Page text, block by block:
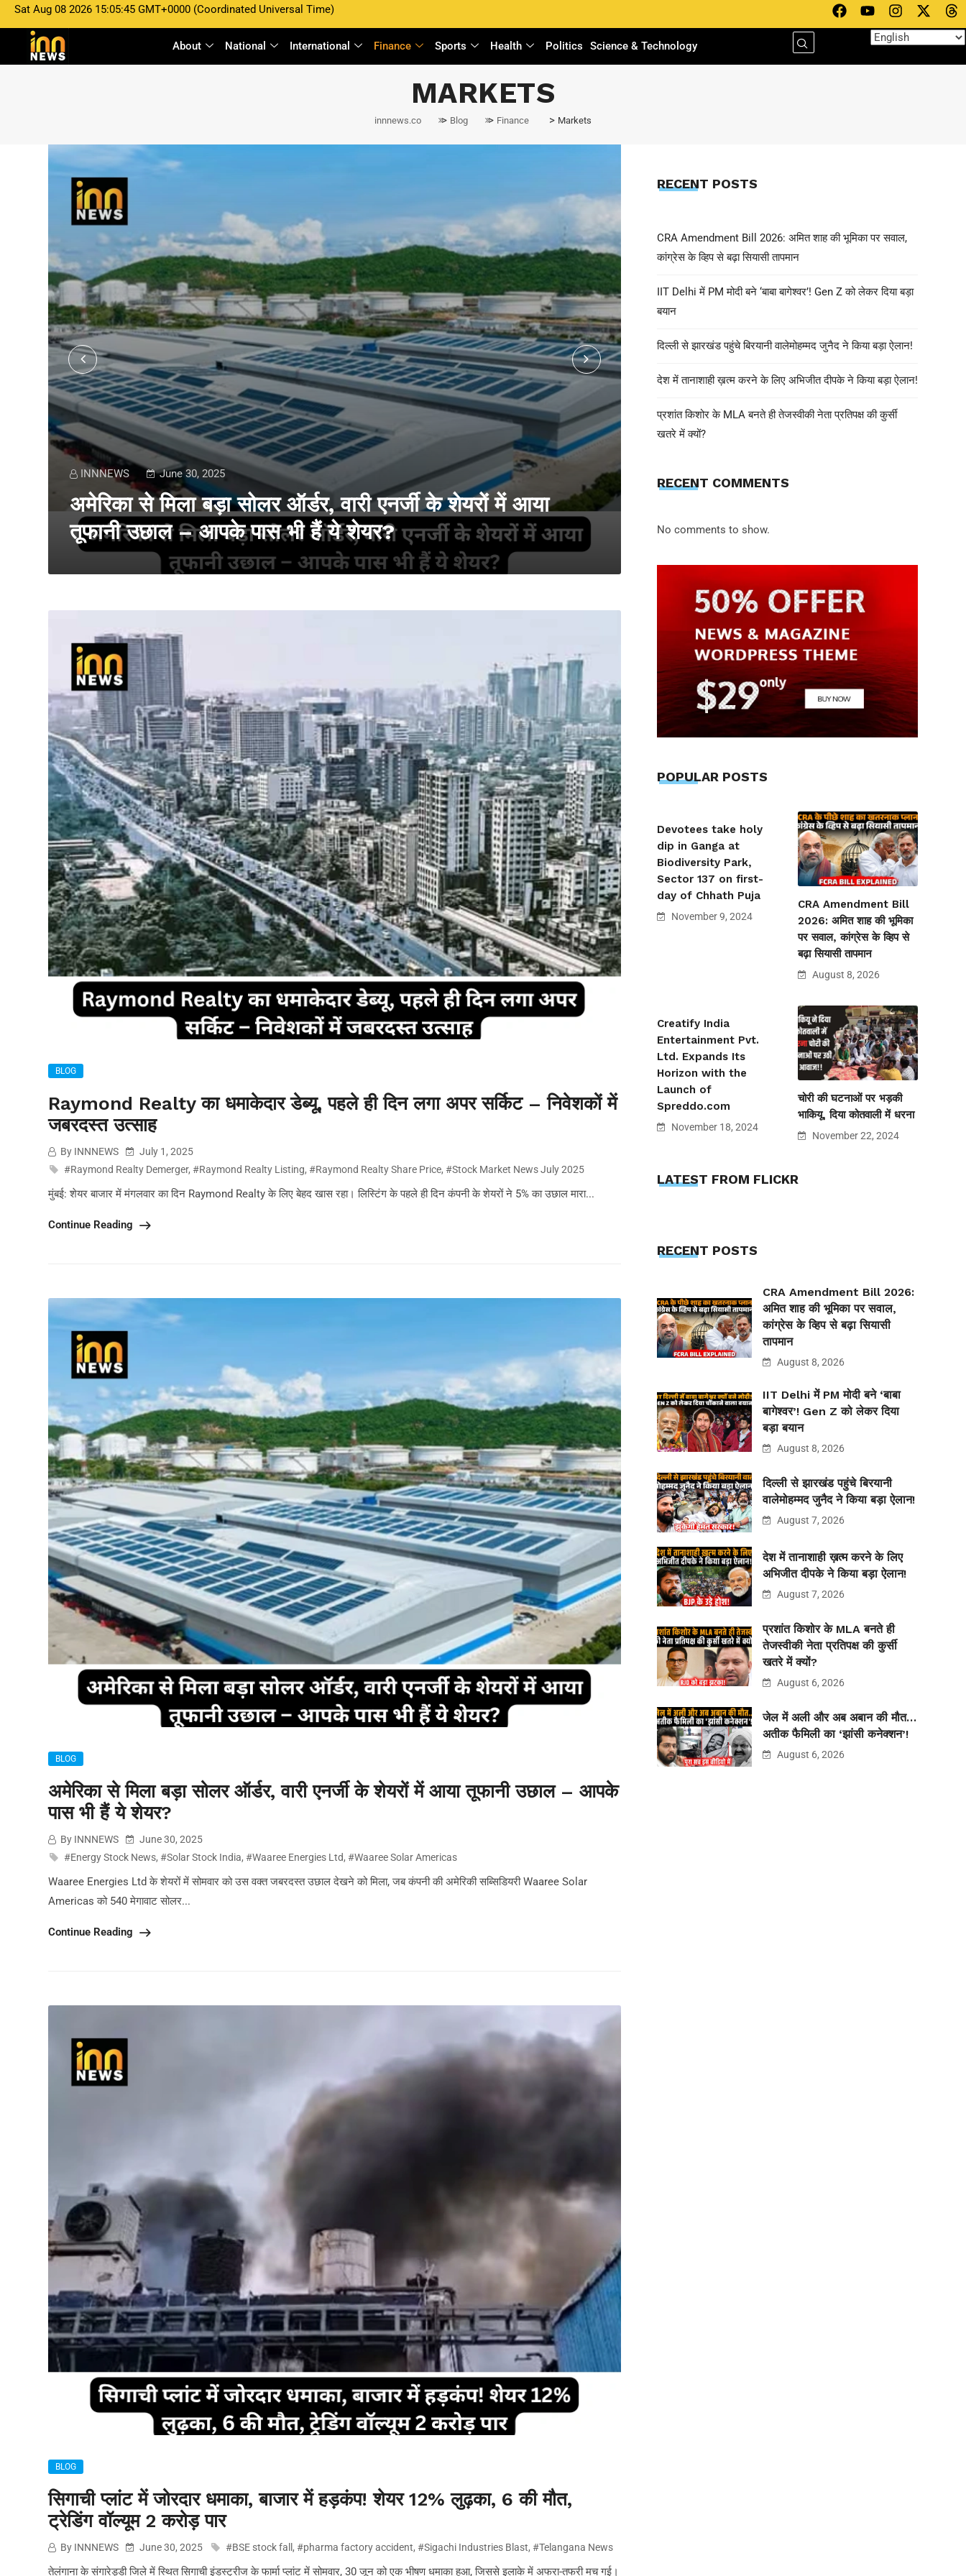
Sat Aug 08 2026 15:05:45 GMT+0000 (Coordinated Universal Time)
About National International Finance Sports Health Politics Science & Technology
MARKETS
innnews.co > Blog > Finance > Markets
INNNEWS June 30, 2025
अमेरिका से मिला बड़ा सोलर ऑर्डर, वारी एनर्जी के शेयरों में आया
तूफानी उछाल – आपके पास भी हैं ये शेयर?
6 की मौत, ट्रेडिंग वॉल्यूम 2 करोड़ पार
BLOG
Raymond Realty का धमाकेदार डेब्यू, पहले ही दिन लगा अपर सर्किट – निवेशकों में
जबरदस्त उत्साह
By INNNEWS
July 1, 2025
#Raymond Realty Demerger, #Raymond Realty Listing, #Raymond Realty Share Price, #Stock Market News July 2025
मुंबई: शेयर बाजार में मंगलवार का दिन Raymond Realty के लिए बेहद खास रहा। लिस्टिंग के पहले ही दिन कंपनी के शेयरों ने 5% का उछाल मारा...
Continue Reading
BLOG
अमेरिका से मिला बड़ा सोलर ऑर्डर, वारी एनर्जी के शेयरों में आया तूफानी उछाल – आपके
पास भी हैं ये शेयर?
By INNNEWS
June 30, 2025
#Energy Stock News, #Solar Stock India, #Waaree Energies Ltd, #Waaree Solar Americas
Waaree Energies Ltd के शेयरों में सोमवार को उस वक्त जबरदस्त उछाल देखने को मिला, जब कंपनी की अमेरिकी सब्सिडियरी Waaree Solar
Americas को 540 मेगावाट सोलर...
Continue Reading
BLOG
सिगाची प्लांट में जोरदार धमाका, बाजार में हड़कंप! शेयर 12% लुढ़का, 6 की मौत,
ट्रेडिंग वॉल्यूम 2 करोड़ पार
By INNNEWS June 30, 2025 #BSE stock fall , #pharma factory accident, #Sigachi Industries Blast, #Telangana News
तेलंगाना के संगारेड्डी जिले में स्थित सिगाची इंडस्ट्रीज के फार्मा प्लांट में सोमवार, 30 जून को एक भीषण धमाका हुआ, जिससे इलाके में अफरा-तफरी मच गई।
RECENT POSTS
CRA Amendment Bill 2026: अमित शाह की भूमिका पर सवाल,
कांग्रेस के व्हिप से बढ़ा सियासी तापमान
IIT Delhi में PM मोदी बने ‘बाबा बागेश्वर’! Gen Z को लेकर दिया बड़ा
बयान
दिल्ली से झारखंड पहुंचे बिरयानी वालेमोहम्मद जुनैद ने किया बड़ा ऐलान!
देश में तानाशाही ख़त्म करने के लिए अभिजीत दीपके ने किया बड़ा ऐलान!
प्रशांत किशोर के MLA बनते ही तेजस्वीकी नेता प्रतिपक्ष की कुर्सी
खतरे में क्यों?
RECENT COMMENTS
No comments to show.
POPULAR POSTS
Devotees take holy
dip in Ganga at
Biodiversity Park,
Sector 137 on first-
day of Chhath Puja
November 9, 2024
CRA Amendment Bill
2026: अमित शाह की भूमिका
पर सवाल, कांग्रेस के व्हिप से
बढ़ा सियासी तापमान
August 8, 2026
Creatify India
Entertainment Pvt.
Ltd. Expands Its
Horizon with the
Launch of
Spreddo.com
November 18, 2024
चोरी की घटनाओं पर भड़की
भाकियू, दिया कोतवाली में धरना
November 22, 2024
LATEST FROM FLICKR
RECENT POSTS
CRA Amendment Bill 2026:
अमित शाह की भूमिका पर सवाल,
कांग्रेस के व्हिप से बढ़ा सियासी
तापमान
August 8, 2026
IIT Delhi में PM मोदी बने ‘बाबा
बागेश्वर’! Gen Z को लेकर दिया
बड़ा बयान
August 8, 2026
दिल्ली से झारखंड पहुंचे बिरयानी
वालेमोहम्मद जुनैद ने किया बड़ा ऐलान!
August 7, 2026
देश में तानाशाही ख़त्म करने के लिए
अभिजीत दीपके ने किया बड़ा ऐलान!
August 7, 2026
प्रशांत किशोर के MLA बनते ही
तेजस्वीकी नेता प्रतिपक्ष की कुर्सी
खतरे में क्यों?
August 6, 2026
जेल में अली और अब अबान की मौत…
अतीक फैमिली का ‘झांसी कनेक्शन’!
August 6, 2026